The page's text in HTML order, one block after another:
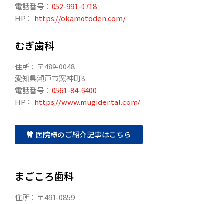
電話番号： 052-991-0718
HP： https://okamotoden.com/
むぎ歯科
住所：〒489-0048
愛知県瀬戸市窯神町8
電話番号： 0561-84-6400
HP： https://www.mugidental.com/
医院様のご紹介記事はこちら
まごころ歯科
住所：〒491-0859